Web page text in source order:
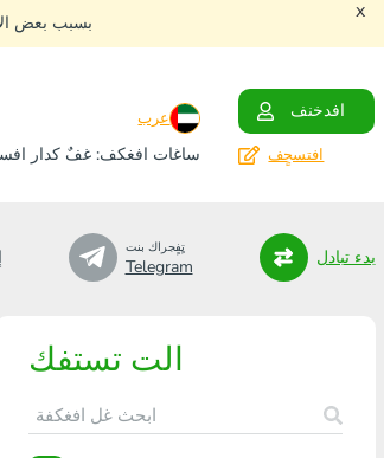
بسبب بعض x
عرب
افدخنف
ساغات افغكف: غفٌ كدار
افتسجٍف
تٍفٍجراك بنت
Telegram بدء تبادل
الت تستفك